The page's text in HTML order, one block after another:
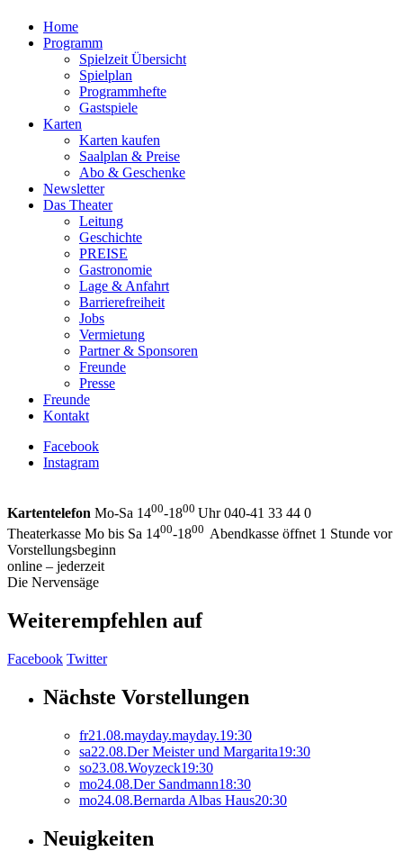
Home
Programm
Spielzeit Übersicht
Spielplan
Programmhefte
Gastspiele
Karten
Karten kaufen
Saalplan & Preise
Abo & Geschenke
Newsletter
Das Theater
Leitung
Geschichte
PREISE
Gastronomie
Lage & Anfahrt
Barrierefreiheit
Jobs
Vermietung
Partner & Sponsoren
Freunde
Presse
Freunde
Kontakt
Facebook
Instagram
Kartentelefon Mo-Sa 1400-1800 Uhr 040-41 33 44 0
Theaterkasse Mo bis Sa 1400-1800 Abendkasse öffnet 1 Stunde vor
Vorstellungsbeginn
online – jederzeit
Die Nervensäge
Weiterempfehlen auf
Facebook Twitter
Nächste Vorstellungen
fr21.08.mayday.mayday.19:30
sa22.08.Der Meister und Margarita19:30
so23.08.Woyzeck19:30
mo24.08.Der Sandmann18:30
mo24.08.Bernarda Albas Haus20:30
Neuigkeiten